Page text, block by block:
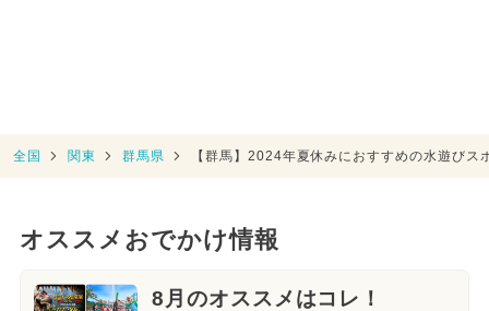
全国 関東 群馬県 【群馬】2024年夏休みにおすすめの水遊び
オススメおでかけ情報
8月のオススメはコレ！